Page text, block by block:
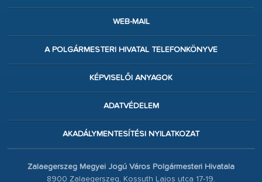
WEB-MAIL
A POLGÁRMESTERI HIVATAL TELEFONKÖNYVE
KÉPVISELŐI ANYAGOK
ADATVÉDELEM
AKADÁLYMENTESÍTÉSI NYILATKOZAT
Zalaegerszeg Megyei Jogú Város Polgármesteri Hivatala
8900 Zalaegerszeg, Kossuth Lajos utca 17-19.